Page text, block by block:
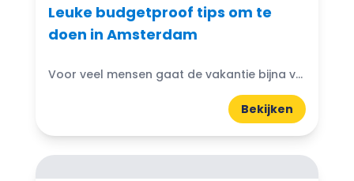
Leuke budgetproof tips om te
doen in Amsterdam
Voor veel mensen gaat de vakantie bijna van start. Zeeën van vrije tijd om in te vullen met vrienden, je partner en/of kinderen. Leuke budgetproof tips om te doen in Amsterdam
Bekijken